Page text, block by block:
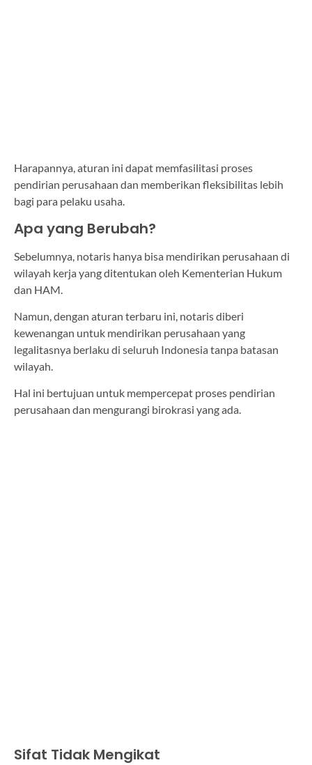
Harapannya, aturan ini dapat memfasilitasi proses
pendirian perusahaan dan memberikan fleksibilitas lebih
bagi para pelaku usaha.
Apa yang Berubah?
Sebelumnya, notaris hanya bisa mendirikan perusahaan di
wilayah kerja yang ditentukan oleh Kementerian Hukum
dan HAM.
Namun, dengan aturan terbaru ini, notaris diberi
kewenangan untuk mendirikan perusahaan yang
legalitasnya berlaku di seluruh Indonesia tanpa batasan
wilayah.
Hal ini bertujuan untuk mempercepat proses pendirian
perusahaan dan mengurangi birokrasi yang ada.
Sifat Tidak Mengikat